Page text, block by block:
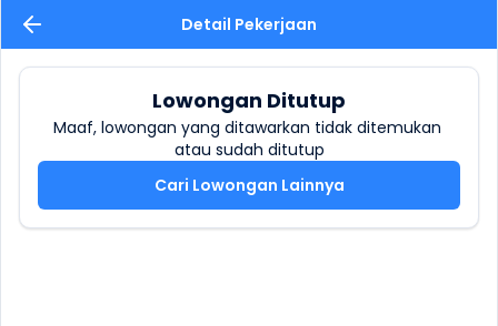
Detail Pekerjaan
Lowongan Ditutup
Maaf, lowongan yang ditawarkan tidak ditemukan
atau sudah ditutup
Cari Lowongan Lainnya